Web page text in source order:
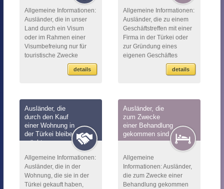
Allgemeine Informationen:
Ausländer, die in unser
Land durch ein Visum
oder im Rahmen einer
Visumbefreiung nur für
touristische Zwecke
gekommen sind, können
bis zu einem Jahr eine
details
Allgemeine Informationen:
Ausländer, die zu einem
Geschäftstreffen mit einer
Firma in der Türkei oder
zur Gründung eines
eigenen Geschäftes
gekommen sind, können
bis zu einem Jahr eine
details
Ausländer, die
durch den Kauf
einer Wohnung in
der Türkei bleiben
möchten
Allgemeine Informationen:
Ausländer, die in der
Wohnung, die sie in der
Türkei gekauft haben,
Ausländer, die
zum Zwecke
einer Behandlung
gekommen sind
Allgemeine
Informationen: Ausländer,
die zum Zwecke einer
Behandlung gekommen